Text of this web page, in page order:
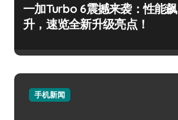
一加Turbo 6震撼来袭：性能飙
升，速览全新升级亮点！
手机新闻